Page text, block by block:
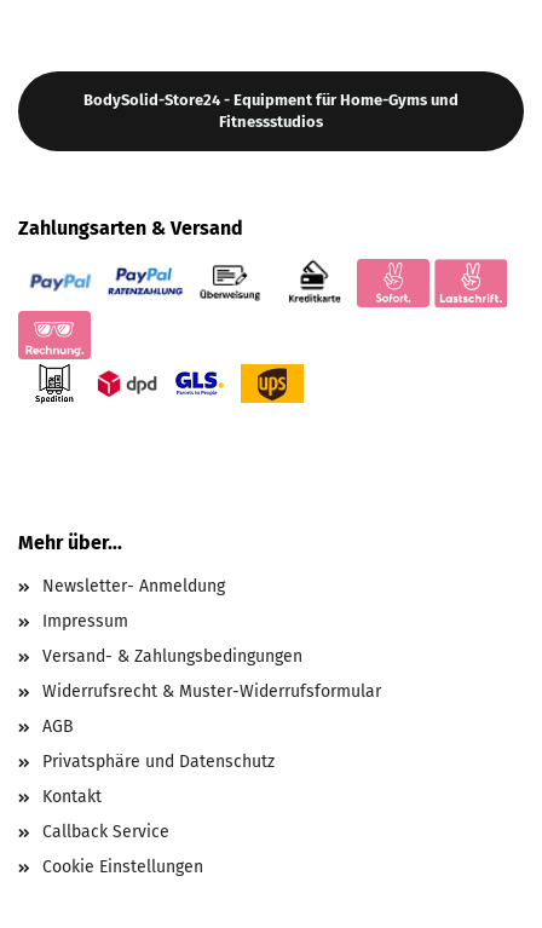
BodySolid-Store24 - Equipment für Home-Gyms und
Fitnessstudios
Zahlungsarten & Versand
Mehr über...
Newsletter- Anmeldung
Impressum
Versand- & Zahlungsbedingungen
Widerrufsrecht & Muster-Widerrufsformular
AGB
Privatsphäre und Datenschutz
Kontakt
Callback Service
Cookie Einstellungen